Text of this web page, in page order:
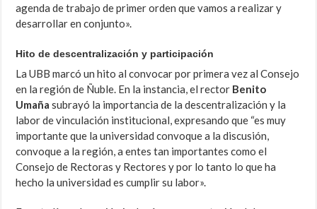
agenda de trabajo de primer orden que vamos a realizar y
desarrollar en conjunto».
Hito de descentralización y participación
La UBB marcó un hito al convocar por primera vez al Consejo
en la región de Ñuble. En la instancia, el rector Benito
Umaña subrayó la importancia de la descentralización y la
labor de vinculación institucional, expresando que “es muy
importante que la universidad convoque a la discusión,
convoque a la región, a entes tan importantes como el
Consejo de Rectoras y Rectores y por lo tanto lo que ha
hecho la universidad es cumplir su labor».